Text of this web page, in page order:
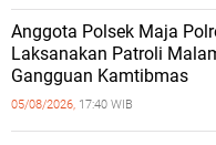
Anggota Polsek Maja
Laksanakan Patroli
Gangguan Kamtibmas
05/08/2026, 17:40 WIB